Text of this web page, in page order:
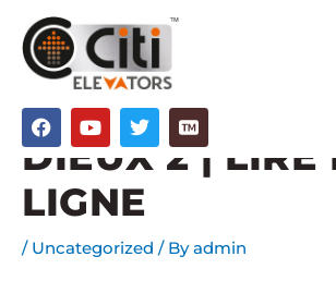
content
F
a
c
e
b
o
k
Y
o
u
t
u
b
T
w
i
t
t
e
LE SOMMET
DIEUX 2 | LIRE
LIGNE
/ Uncategorized / Byadmin